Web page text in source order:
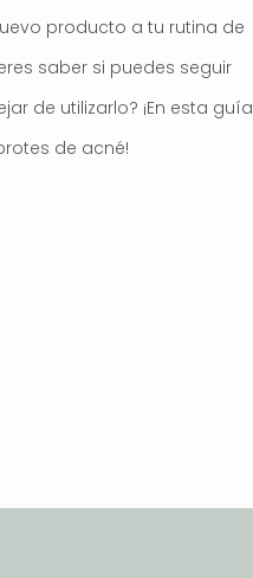
producto a tu rutina de
saber si puedes seguir
de utilizarlo? ¡En esta guía
de acné!